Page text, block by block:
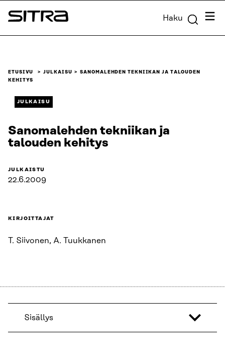
Siirry
suoraan
Sitra Haku
ETUSIVU JULKAISU
SANOMALEHDEN TEKNIIKAN JA TALOUDEN
KEHITYS
JULKAISU
Sanomalehden tekniikan ja
talouden kehitys
JULKAISTU
22.6.2009
KIRJOITTAJAT
T. Siivonen, A. Tuukkanen
Sisällys